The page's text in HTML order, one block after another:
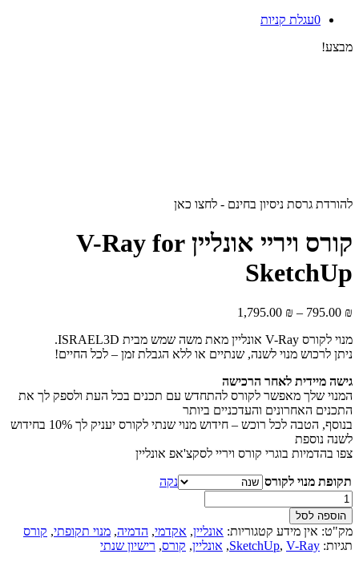
0עגלת קניות
מבצע!
להורדת גרסת ניסיון בחינם - לחצו כאן
קורס ויריי אונליין V-Ray for
SketchUp
795.00 ₪
–
1,795.00 ₪
⁦795.00 ₪⁩
עד
מנוי לקורס V-Ray אונליין מאת משה שמש מבית ISRAEL3D.
ניתן לרכוש מנוי לשנה, שנתיים או ללא הגבלת זמן – לכל החיים!
גישה מיידית לאחר הרכישה
המנוי שלך מאפשר לקורס להתחדש עם תכנים בכל העת ולספק לך את
התכנים האחרונים והעדכניים ביותר
בנוסף, הטבה לכל רוכש – חידוש מנוי שנתי לקורס יעניק לך 10% בחידוש
לשנה נוספת
צפו בהדמיות בוגרי קורס ויריי לסקצ'אפ אונליין
תקופת מנוי לקורס
נקה
כמות
של
קורס
ויריי
אונליין
הוספה לסל
מק"ט: אין מידע קטגוריות: אונליין, אקדמי, הדמיה, מנוי תקופתי, קורס
תגיות:
SketchUp, V-Ray
, אונליין, קורס, רישיון שנתי